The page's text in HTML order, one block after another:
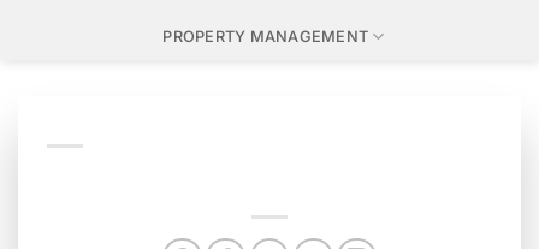
PROPERTY MANAGEMENT